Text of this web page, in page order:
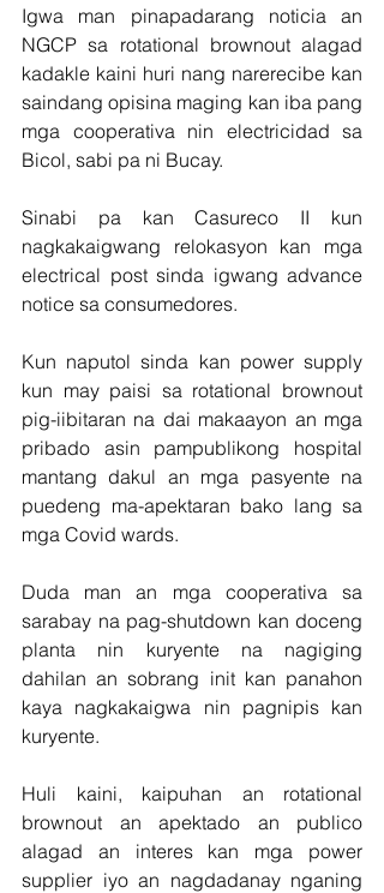
Igwa man pinapadarang noticia an
NGCP sa rotational brownout alagad
kadakle kaini huri nang narerecibe kan
saindang opisina maging kan iba pang
mga cooperativa nin electricidad sa
Bicol, sabi pa ni Bucay.
Sinabi pa kan Casureco II kun
nagkakaigwang relokasyon kan mga
electrical post sinda igwang advance
notice sa consumedores.
Kun naputol sinda kan power supply
kun may paisi sa rotational brownout
pig-iibitaran na dai makaayon an mga
pribado asin pampublikong hospital
mantang dakul an mga pasyente na
puedeng ma-apektaran bako lang sa
mga Covid wards.
Duda man an mga cooperativa sa
sarabay na pag-shutdown kan doceng
planta nin kuryente na nagiging
dahilan an sobrang init kan panahon
kaya nagkakaigwa nin pagnipis kan
kuryente.
Huli kaini, kaipuhan an rotational
brownout an apektado an publico
alagad an interes kan mga power
supplier iyo an nagdadanay nganing